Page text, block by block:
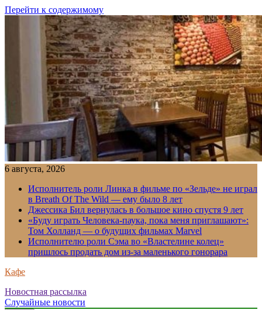
Перейти к содержимому
6 августа, 2026
Исполнитель роли Линка в фильме по «Зельде» не играл
в Breath Of The Wild — ему было 8 лет
Джессика Бил вернулась в большое кино спустя 9 лет
«Буду играть Человека-паука, пока меня приглашают»:
Том Холланд — о будущих фильмах Marvel
Исполнителю роли Сэма во «Властелине колец»
пришлось продать дом из-за маленького гонорара
Кафе
Новостная рассылка
Случайные новости